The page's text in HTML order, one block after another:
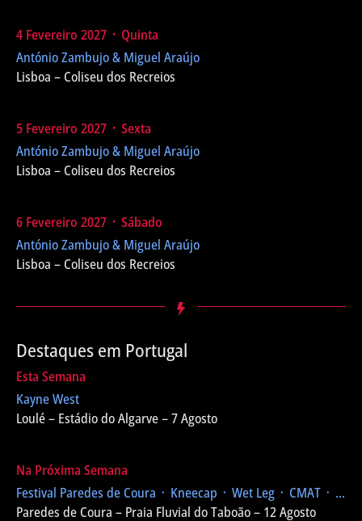
4 Fevereiro 2027 ᛫ Quinta
António Zambujo & Miguel Araújo
Lisboa – Coliseu dos Recreios
5 Fevereiro 2027 ᛫ Sexta
António Zambujo & Miguel Araújo
Lisboa – Coliseu dos Recreios
6 Fevereiro 2027 ᛫ Sábado
António Zambujo & Miguel Araújo
Lisboa – Coliseu dos Recreios
Destaques em Portugal
Esta Semana
Kayne West
Loulé – Estádio do Algarve – 7 Agosto
Na Próxima Semana
Festival Paredes de Coura ᛫ Kneecap ᛫ Wet Leg ᛫ CMAT ᛫ ...
Paredes de Coura – Praia Fluvial do Taboão – 12 Agosto